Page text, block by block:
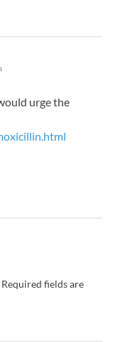
urge the
Required fields are